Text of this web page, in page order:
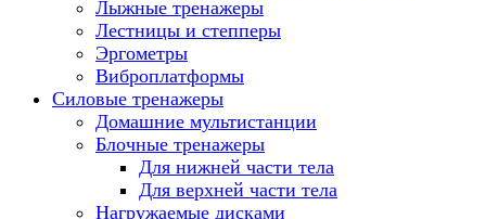
Лыжные тренажеры
Лестницы и степперы
Эргометры
Виброплатформы
Силовые тренажеры
Домашние мультистанции
Блочные тренажеры
Для нижней части тела
Для верхней части тела
Нагружаемые дисками